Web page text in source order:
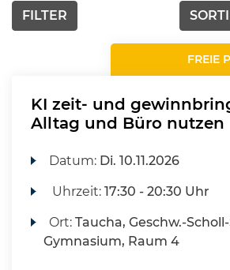
FILTER
FREIE
KI zeit- und
Alltag und Büro nutzen
Datum: Di. 10.11.2026
Uhrzeit:17:30 - 20:30 Uhr
Ort:Taucha, Geschw.-
Gymnasium, Raum 4